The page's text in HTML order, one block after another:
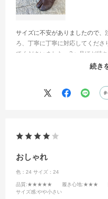
サイズに不安がありましたので、
ろ、丁寧に丁寧に対応してくださ
てくださいました。3ヶ月ほど待
とても柔らかくて足に馴染みま
続き
参
おしゃれ
色：24 サイズ：24
品質:★★★★★ 履き心地:★★★
サイズ感:やや小さい